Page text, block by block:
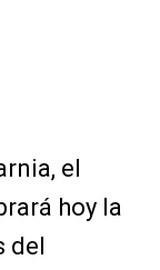
el
hoy la
del